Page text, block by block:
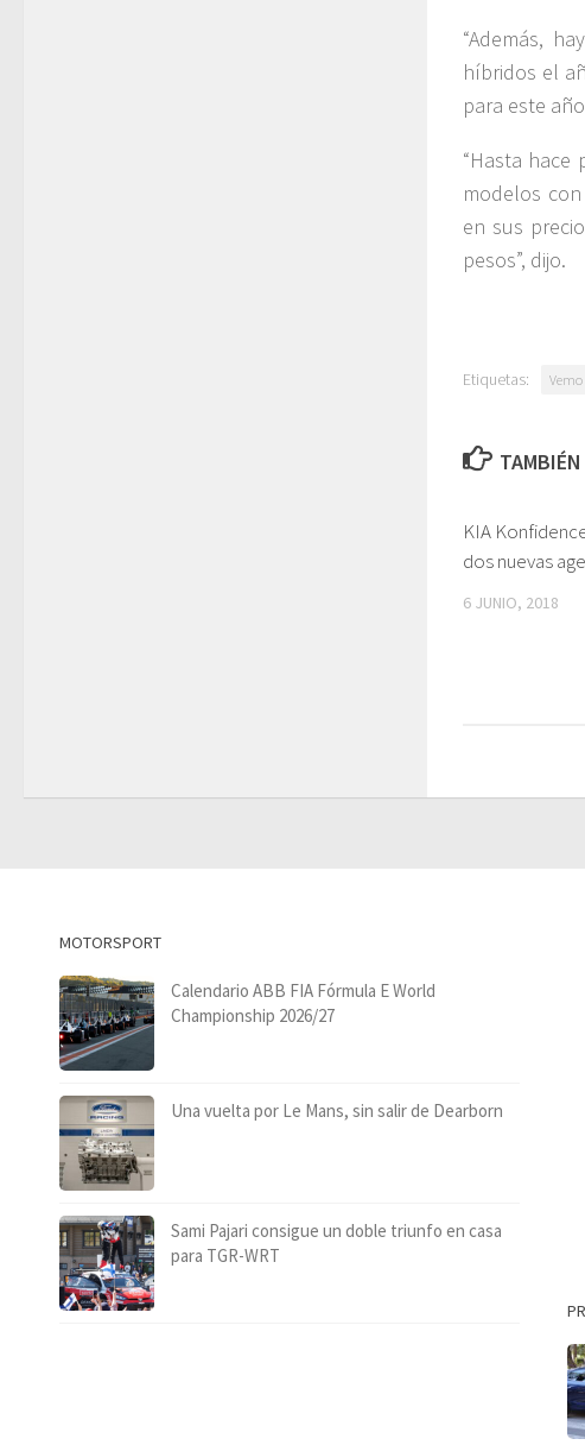
“Además,
híbridos el
para este
“Hasta
modelos
en sus
pesos”, dijo.
Etiquetas: Vemo
KIA
dos nuevas
6 JUNIO, 2018
MOTORSPORT
Calendario ABB FIA Fórmula E World
Championship 2026/27
Una vuelta por Le Mans, sin salir de Dearborn
Sami Pajari consigue un doble triunfo en casa
para TGR-WRT